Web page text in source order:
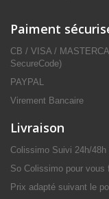
Paiment
CB / VISA /
SecureCode)
PAYPAL
Virement Bancaire
Livraison
Colissimo Suivi 24h/48h
So Colissimo pour vous
Prix adapté suivant le